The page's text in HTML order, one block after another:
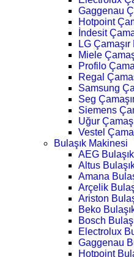
Gaggenau
Hotpoint
İndesit
LG
Miele
Profilo
Regal
Samsung
Seg
Siemens
Uğur
Vestel
Bulaşık Makinesi
AEG
Altus
Amana
Arçelik
Ariston
Beko
Bosch
Electrolux
Gaggenau
Hotpoint